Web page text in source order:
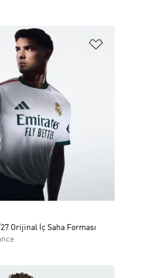
Orijinal İç Saha Forması